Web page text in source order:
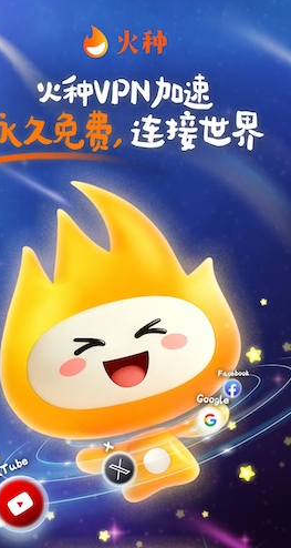
支持 反对
[0]
旋风加速器
软件中心 雷霆加速
狂飙加速器
永久免费版
黑洞加速官网
加速器
火箭加速器手机版
twitter加速器免费下载
纸飞机telegeram加速器
猫猫云 蓝猫加速器